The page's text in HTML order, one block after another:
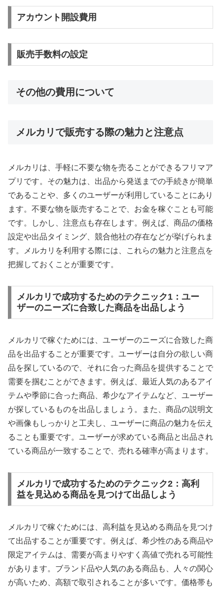
アカウント開設費用
販売手数料の設定
その他の費用について
メルカリで販売する際の魅力と注意点
メルカリは、手軽に不要な物を売ることができるフリマア
プリです。その魅力は、出品から発送までの手続きが簡単
であることや、多くのユーザーが利用していることにあり
ます。不要な物を販売することで、お金を稼ぐことも可能
です。しかし、注意点も存在します。例えば、商品の価格
設定や出品タイミング、競合他社の存在などが挙げられま
す。メルカリを利用する際には、これらの魅力と注意点を
把握しておくことが重要です。
メルカリで成功するためのテクニック1：ユー
ザーのニーズに合致した商品を出品しよう
メルカリで稼ぐためには、ユーザーのニーズに合致した商
品を出品することが重要です。ユーザーは自分の欲しい商
品を探しているので、それに合った商品を提供することで
需要を掴むことができます。例えば、最近人気のあるアイ
テムや季節に合った商品、希少なアイテムなど、ユーザー
が探しているものを出品しましょう。また、商品の説明文
や画像もしっかりと工夫し、ユーザーに商品の魅力を伝え
ることも重要です。ユーザーが求めている商品と出品され
ている商品が一致することで、売れる確率が高まります。
メルカリで成功するためのテクニック2：高利
益を見込める商品を見つけて出品しよう
メルカリで稼ぐためには、高利益を見込める商品を見つけ
て出品することが重要です。例えば、希少性のある商品や
限定アイテムは、需要が高まりやすく高値で売れる可能性
があります。ブランド品や人気のある商品も、人々の関心
が高いため、高額で取引されることが多いです。価格帯も